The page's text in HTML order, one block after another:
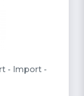
- Import -